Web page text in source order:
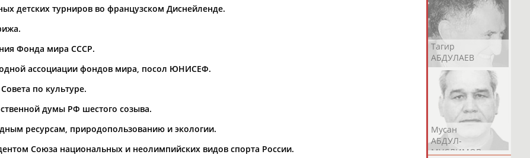
Каримжан
АБДРАХМАНОВ
Тагир
АБДУЛАЕВ
Абдула
Магомед
Назир
Мусан
АБДУЛ-
МУСЛИМОВ
детских турниров во французском Диснейленде.
Фонда мира СССР.
ассоциации фондов мира, посол ЮНИСЕФ.
по культуре.
думы РФ шестого созыва.
ресурсам, природопользованию и экологии.
Союза национальных и неолимпийских видов спорта России.